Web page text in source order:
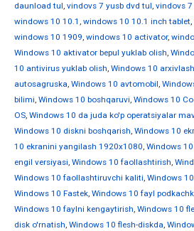
daunload tul, vindovs 7 yusb dvd tul, vindovs
windows 10 10.1 , windows 10 10.1 inch tablet,
windows 10 1909, windows 10 activator,
Windows 10 aktivator bepul yuklab olish,
10 antivirus yuklab olish, Windows 10
autosagruska, Windows 10 avtomobil,
bilimi, Windows 10 boshqaruvi, Windows 10
OS, Windows 10 da juda ko'p operatsiyalar
Windows 10 diskni boshqarish, Windows 10
10 ekranini yangilash 1920x1080, Windows
engil versiyasi, Windows 10 faollashtirish,
Windows 10 faollashtiruvchi kaliti, Windows
Windows 10 Fastek, Windows 10 fayl
Windows 10 faylni kengaytirish, Windows 10
disk o'rnatish, Windows 10 flesh-diskda,